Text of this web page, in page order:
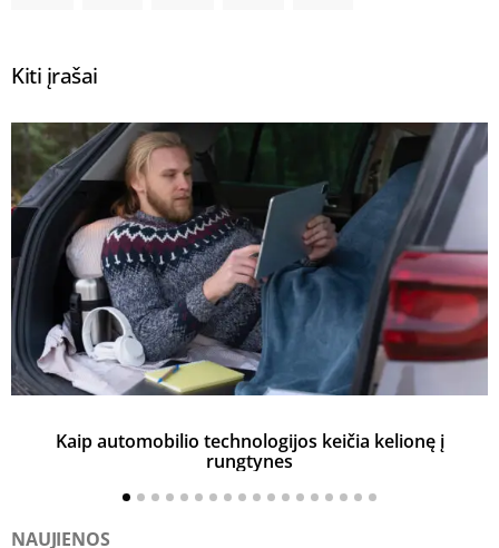
Kiti įrašai
Kaip automobilio technologijos keičia kelionę į
rungtynes
NAUJIENOS